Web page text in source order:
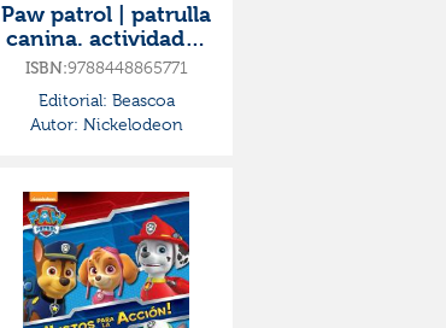
Paw patrol | patrulla
canina. actividades
- el gran libro de
ISBN:9788448865771
Editorial: Beascoa
Autor: Nickelodeon